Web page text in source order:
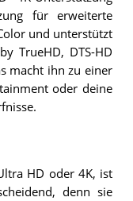
für erweiterte
und unterstützt
TrueHD, DTS-HD
macht ihn zu einer
oder deine
HD oder 4K, ist
denn sie